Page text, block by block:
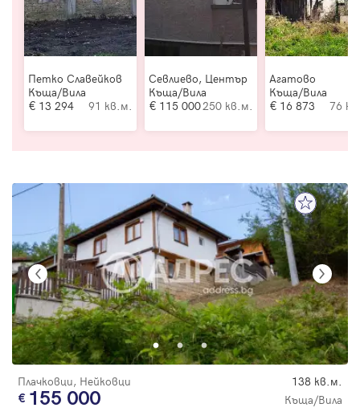
Петко Славейков
Къща/Вила
13 294
91 кв.м.
Севлиево, Център
Къща/Вила
115 000250 кв.м.
Агатово
Къща/Вила
16 873
76
Плачковци, Нейковци 138 кв.м.
155 000 Къща/Вила